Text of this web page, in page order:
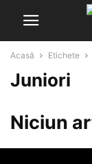
Acasă Etichete
Juniori
Niciun